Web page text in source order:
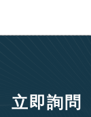
立即詢問